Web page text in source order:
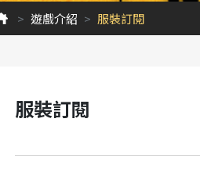
遊戲介紹 服裝訂閱
服裝訂閱